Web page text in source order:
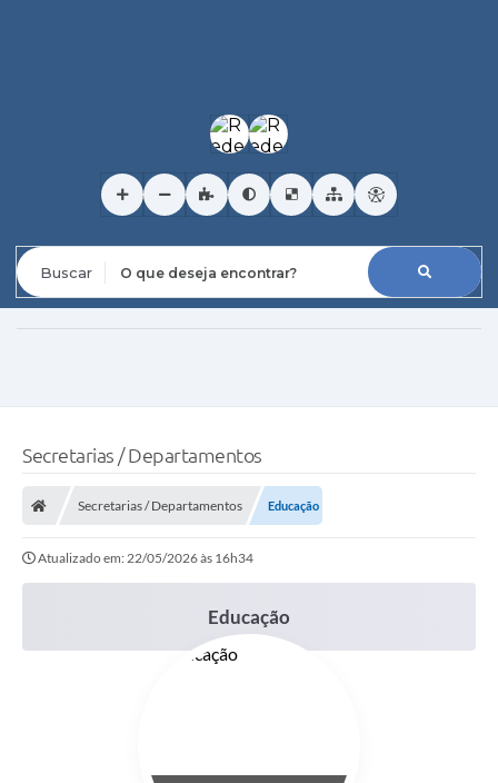
Secretarias / Departamentos
Secretarias / Departamentos Educação
Atualizado em: 22/05/2026 às 16h34
Educação